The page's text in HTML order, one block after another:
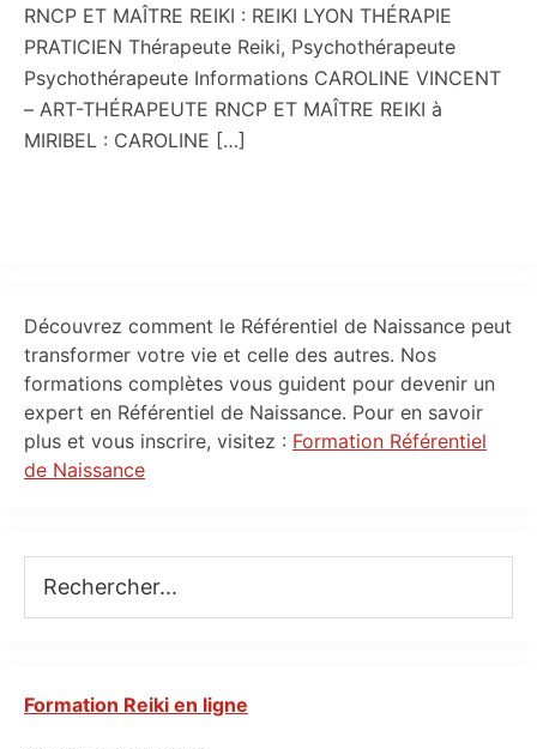
RNCP ET MAÎTRE REIKI : REIKI LYON THÉRAPIE
PRATICIEN Thérapeute Reiki, Psychothérapeute
Psychothérapeute Informations CAROLINE VINCENT
– ART-THÉRAPEUTE RNCP ET MAÎTRE REIKI à
MIRIBEL : CAROLINE […]
Primary
Sidebar
Découvrez comment le Référentiel de Naissance peut
transformer votre vie et celle des autres. Nos
formations complètes vous guident pour devenir un
expert en Référentiel de Naissance. Pour en savoir
plus et vous inscrire, visitez : Formation Référentiel
de Naissance
Formation Reiki en ligne